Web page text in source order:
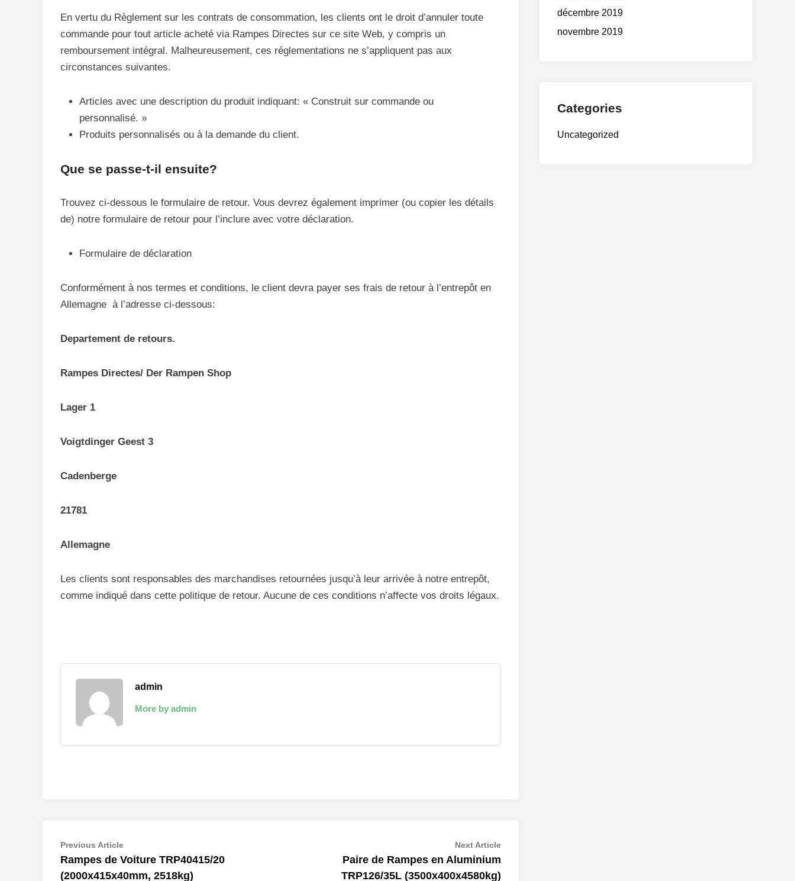
En vertu du Règlement sur les contrats de consommation, les clients ont le droit d’annuler toute
commande pour tout article acheté via Rampes Directes sur ce site Web, y compris un
remboursement intégral. Malheureusement, ces réglementations ne s’appliquent pas aux
circonstances suivantes.
Articles avec une description du produit indiquant: « Construit sur commande ou
personnalisé. »
Produits personnalisés ou à la demande du client.
Que se passe-t-il ensuite?
Trouvez ci-dessous le formulaire de retour. Vous devrez également imprimer (ou copier les détails
de) notre formulaire de retour pour l’inclure avec votre déclaration.
Formulaire de déclaration
Conformément à nos termes et conditions, le client devra payer ses frais de retour à l’entrepôt en
Allemagne à l’adresse ci-dessous:
Departement de retours.
Rampes Directes/ Der Rampen Shop
Lager 1
Voigtdinger Geest 3
Cadenberge
21781
Allemagne
Les clients sont responsables des marchandises retournées jusqu’à leur arrivée à notre entrepôt,
comme indiqué dans cette politique de retour. Aucune de ces conditions n’affecte vos droits légaux.
admin
More by admin
Navigation
de
Previous ArticlePrevious
article:
Rampes de Voiture TRP40415/20
(2000x415x40mm, 2518kg)
Next ArticleNext
Paire de Rampes en Aluminium
TRP126/35L (3500x400x4580kg)
décembre 2019
novembre 2019
Categories
Uncategorized